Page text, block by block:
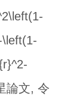
論文, 令